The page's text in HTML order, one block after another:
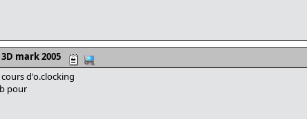
mark 2005
d'o.clocking
pour